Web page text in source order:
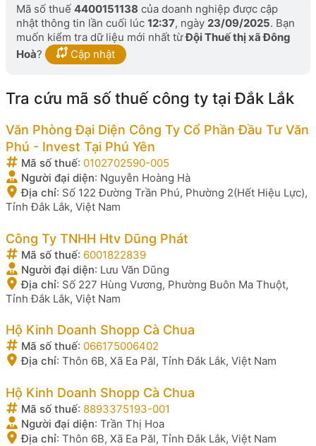
Mã số thuế 4400151138 của doanh nghiệp được cập
nhật thông tin lần cuối lúc 12:37, ngày 23/09/2025. Bạn
muốn kiểm tra dữ liệu mới nhất từĐội Thuế thị xã Đông
Hoà? Cập nhật
Tra cứu mã số thuế công ty tại Đắk Lắk
Văn Phòng Đại Diện Công Ty Cổ Phần Đầu Tư Văn
Phú - Invest Tại Phú Yên
Mã số thuế: 0102702590-005
Người đại diện: Nguyễn Hoàng Hà
Địa chỉ: Số 122 Đường Trần Phú, Phường 2(Hết Hiệu Lực),
Tỉnh Đắk Lắk, Việt Nam
Công Ty TNHH Htv Dũng Phát
Mã số thuế: 6001822839
Người đại diện: Lưu Văn Dũng
Địa chỉ: Số 227 Hùng Vương, Phường Buôn Ma Thuột,
Tỉnh Đắk Lắk, Việt Nam
Hộ Kinh Doanh Shopp Cà Chua
Mã số thuế: 066175006402
Địa chỉ: Thôn 6B, Xã Ea Păl, Tỉnh Đắk Lắk, Việt Nam
Hộ Kinh Doanh Shopp Cà Chua
Mã số thuế: 8893375193-001
Người đại diện: Trần Thị Hoa
Địa chỉ: Thôn 6B, Xã Ea Păl, Tỉnh Đắk Lắk, Việt Nam